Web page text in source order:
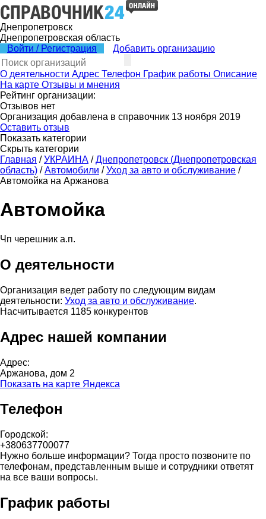
Днепропетровск
Днепропетровская область
Войти / Регистрация
Добавить организацию
О деятельности Адрес Телефон График работы Описание
На карте Отзывы и мнения
Рейтинг организации:
Отзывов нет
Организация добавлена в справочник 13 ноября 2019
Оставить отзыв
Показать категории
Скрыть категории
Главная / УКРАИНА / Днепропетровск (Днепропетровская
область) / Автомобили / Уход за авто и обслуживание /
Автомойка на Аржанова
Автомойка
Чп черешник а.п.
О деятельности
Организация ведет работу по следующим видам
деятельности: Уход за авто и обслуживание.
Насчитывается 1185 конкурентов
Адрес нашей компании
Адрес:
Аржанова, дом 2
Показать на карте Яндекса
Телефон
Городской:
+380637700077
Нужно больше информации? Тогда просто позвоните по
телефонам, представленным выше и сотрудники ответят
на все ваши вопросы.
График работы